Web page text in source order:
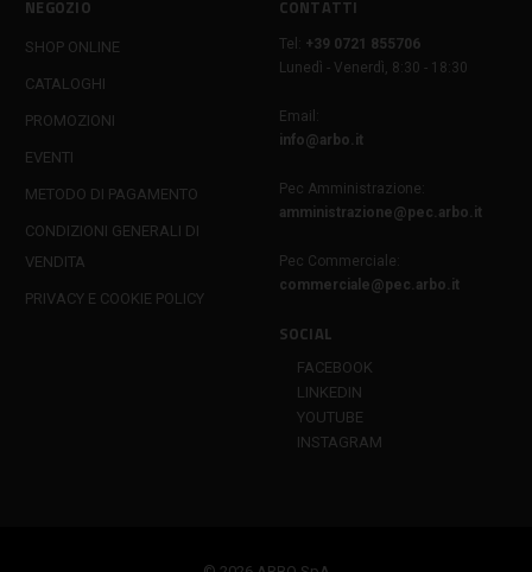
NEGOZIO
SHOP ONLINE
CATALOGHI
PROMOZIONI
EVENTI
METODO DI PAGAMENTO
CONDIZIONI GENERALI DI
VENDITA
PRIVACY E COOKIE POLICY
CONTATTI
Tel:
+39 0721 855706
Lunedì - Venerdì, 8:30 - 18:30
Email:
info@arbo.it
Pec Amministrazione:
amministrazione@pec.arbo.it
Pec Commerciale:
commerciale@pec.arbo.it
SOCIAL
FACEBOOK
LINKEDIN
YOUTUBE
INSTAGRAM